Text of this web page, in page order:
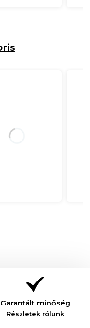
Garantált minőség
Részletek rólunk